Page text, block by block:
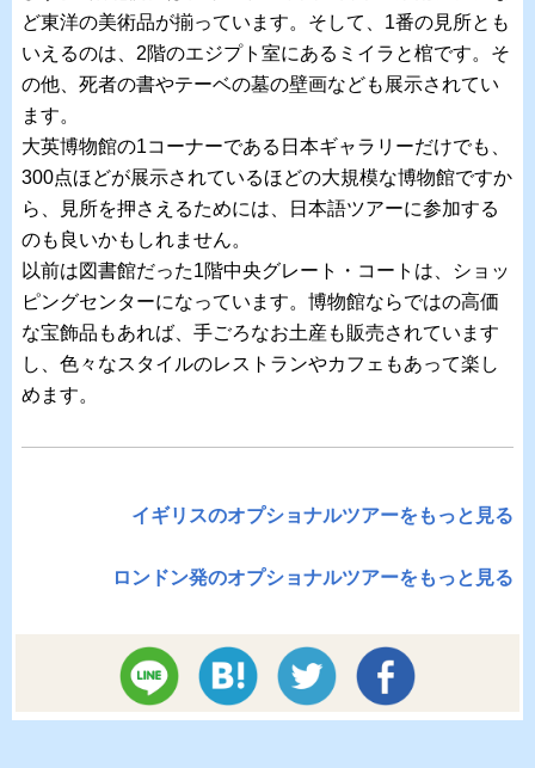
ど東洋の美術品が揃っています。そして、1番の見所とも
いえるのは、2階のエジプト室にあるミイラと棺です。そ
の他、死者の書やテーベの墓の壁画なども展示されてい
ます。
大英博物館の1コーナーである日本ギャラリーだけでも、
300点ほどが展示されているほどの大規模な博物館ですか
ら、見所を押さえるためには、日本語ツアーに参加する
のも良いかもしれません。
以前は図書館だった1階中央グレート・コートは、ショッ
ピングセンターになっています。博物館ならではの高価
な宝飾品もあれば、手ごろなお土産も販売されています
し、色々なスタイルのレストランやカフェもあって楽し
めます。
イギリスのオプショナルツアーをもっと見る
ロンドン発のオプショナルツアーをもっと見る